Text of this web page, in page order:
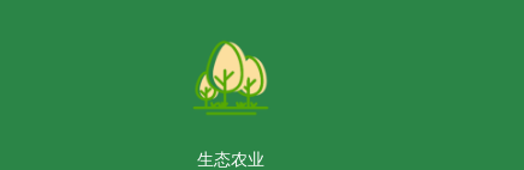
生态农业